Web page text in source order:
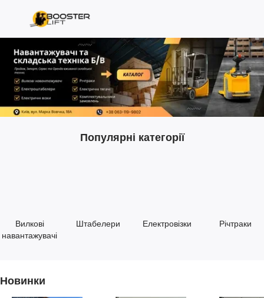
Популярні категорії
Вилкові
навантажувачі
Штабелери Електровізки Річтраки
Новинки